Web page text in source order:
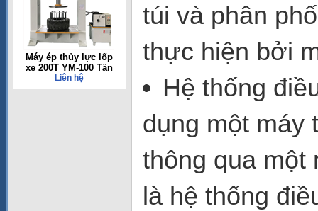
Máy ép thủy lực lốp
xe 200T YM-100 Tấn
Liên hệ
túi và phân
thực hiện bởi
Hệ thống
dụng một máy
thông qua một
là hệ thống